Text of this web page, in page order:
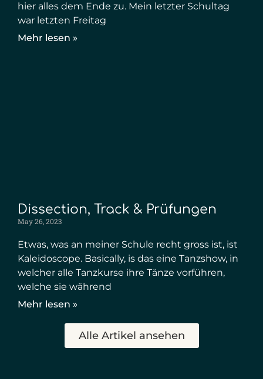
hier alles dem Ende zu. Mein letzter Schultag
war letzten Freitag
Mehr lesen »
Dissection, Track & Prüfungen
May 26, 2023
Etwas, was an meiner Schule recht gross ist, ist
Kaleidoscope. Basically, is das eine Tanzshow, in
welcher alle Tanzkurse ihre Tänze vorführen,
welche sie während
Mehr lesen »
Alle Artikel ansehen